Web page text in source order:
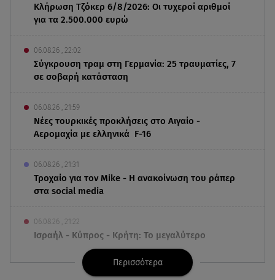
Κλήρωση Τζόκερ 6/8/2026: Οι τυχεροί αριθμοί
για τα 2.500.000 ευρώ
06.08.26 , 22:02
Σύγκρουση τραμ στη Γερμανία: 25 τραυματίες, 7
σε σοβαρή κατάσταση
06.08.26 , 21:59
Νέες τουρκικές προκλήσεις στο Αιγαίο -
Αερομαχία με ελληνικά F-16
06.08.26 , 21:31
Τροχαίο για τον Mike - Η ανακοίνωση του ράπερ
στα social media
06.08.26 , 21:22
Ισραήλ - Κύπρος - Κρήτη: Το μεγαλύτερο
υποθαλάσσιο καλώδιο στον κόσμο
Περισσότερα